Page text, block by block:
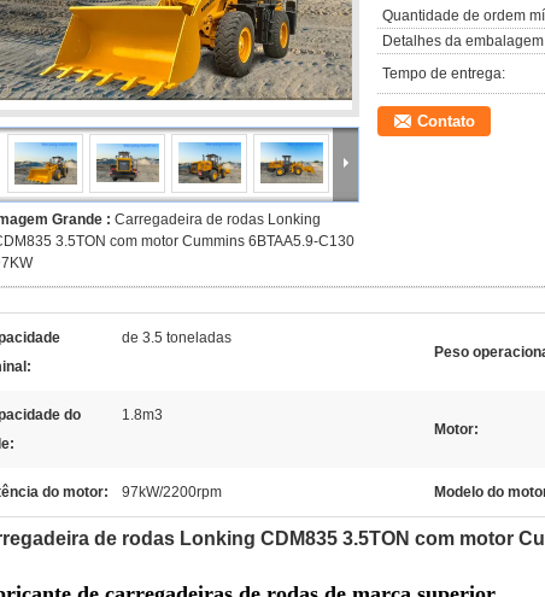
Grande : Carregadeira de rodas Lonking
3.5TON com motor Cummins 6BTAA5.9-C130
Quantidade de ordem
Detalhes da
Tempo de entrega:
Contato
de 3.5 toneladas
Peso
do
1.8m3
Motor:
do motor: 97kW/2200rpm Modelo do
de rodas Lonking CDM835 3.5TON com motor